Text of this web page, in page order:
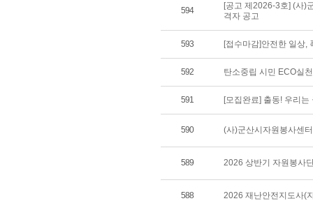
594
[공고 제2026-3호] (사)
격자 공고
593 [접수마감]안전한 일상,
592 탄소중립 시민 ECO실
591 [모집완료] 출동! 우리
590 (사)군산시자원봉사센
589 2026 상반기 자원봉사
588 2026 재난안전지도사(